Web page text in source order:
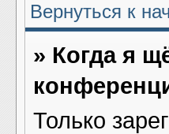
Вернуться к
» Когда я
Только